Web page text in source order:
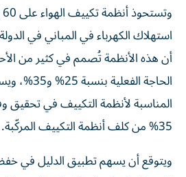
استهلاك الكهرباء في المباني في
أن هذه الأنظمة تُصمم في كثير من
الحاجة
المناسبة لأنظمة التكييف في
35% من كلف أنظمة التكييف المركّبة.
ويتوقع أن يسهم تطبيق الدليل في